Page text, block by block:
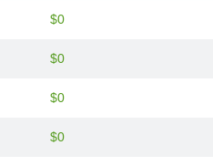
$0
$0
$0
$0